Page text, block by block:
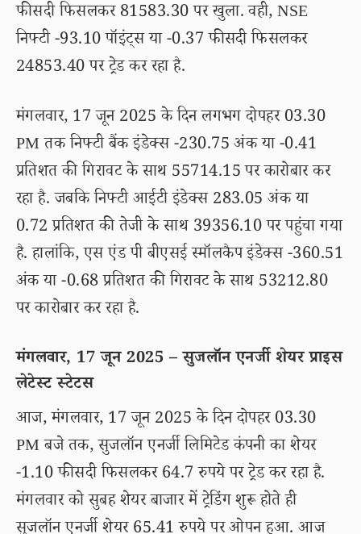
फीसदी फिसलकर 81583.30 पर खुला. वही, NSE
निफ्टी -93.10 पॉइंट्स या -0.37 फीसदी फिसलकर
24853.40 पर ट्रेड कर रहा है.
मंगलवार, 17 जून 2025 के दिन लगभग दोपहर 03.30
PM तक निफ्टी बैंक इंडेक्स -230.75 अंक या -0.41
प्रतिशत की गिरावट के साथ 55714.15 पर कारोबार कर
रहा है. जबकि निफ्टी आईटी इंडेक्स 283.05 अंक या
0.72 प्रतिशत की तेजी के साथ 39356.10 पर पहुंचा गया
है. हालांकि, एस एंड पी बीएसई स्मॉलकैप इंडेक्स -360.51
अंक या -0.68 प्रतिशत की गिरावट के साथ 53212.80
पर कारोबार कर रहा है.
मंगलवार, 17 जून 2025 – सुजलॉन एनर्जी शेयर प्राइस
लेटेस्ट स्टेटस
आज, मंगलवार, 17 जून 2025 के दिन दोपहर 03.30
PM बजे तक, सुजलॉन एनर्जी लिमिटेड कंपनी का शेयर
-1.10 फीसदी फिसलकर 64.7 रुपये पर ट्रेड कर रहा है.
मंगलवार को सुबह शेयर बाजार में ट्रेडिंग शुरू होते ही